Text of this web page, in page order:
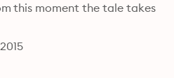
this moment the tale takes